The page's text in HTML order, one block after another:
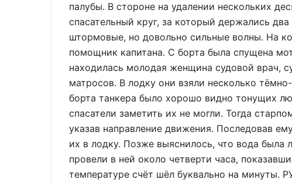
палубы. В стороне на удалении нескольких
спасательный круг, за который держались
штормовые, но довольно сильные волны. На
помощник капитана. С борта была спущена
находилась молодая женщина судовой врач,
матросов. В лодку они взяли несколько
борта танкера было хорошо видно тонущих
спасатели заметить их не могли. Тогда
указав направление движения. Последовав
их в лодку. Позже выяснилось, что вода была
провели в ней около четверти часа,
температуре счёт шёл буквально на